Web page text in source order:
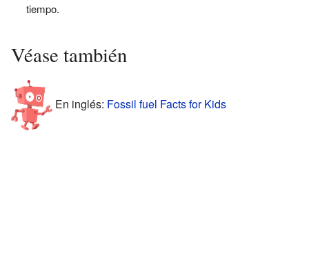
tiempo.
Véase también
En inglés: Fossil fuel Facts for Kids